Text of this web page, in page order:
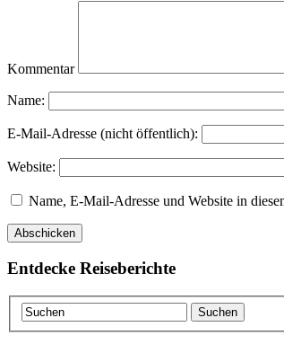
Kommentar
Name:
E-Mail-Adresse (nicht öffentlich):
Website:
Name, E-Mail-Adresse und Website in
Entdecke Reiseberichte